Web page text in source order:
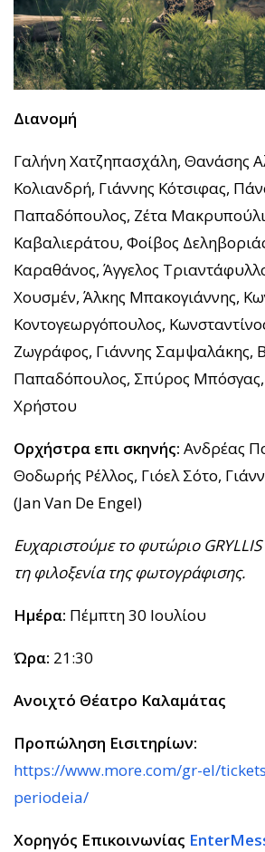
Διανομή
Γαλήνη Χατζηπασχάλη, Θανάσης
Κολιανδρή, Γιάννης Κότσιφας,
Παπαδόπουλος, Ζέτα
Καβαλιεράτου, Φοίβος
Καραθάνος, Άγγελος
Χουσμέν, Άλκης Μπακογιάννης,
Κοντογεωργόπουλος,
Ζωγράφος, Γιάννης Σαμψαλάκης,
Παπαδόπουλος, Σπύρος
Χρήστου
Ορχήστρα επι σκηνής: Ανδρέας
Θοδωρής Ρέλλος, Γιόελ Σότο,
(Jan Van De Engel)
Ευχαριστούμε το φυτώριοGRYLLIS
τη φιλοξενία της φωτογράφισης.
Ημέρα: Πέμπτη 30 Ιουλίου
Ώρα: 21:30
Ανοιχτό Θέατρο Καλαμάτας
Προπώληση Εισιτηρίων:
https://www.more.com/gr-el/
periodeia/
Χορηγός Επικοινωνίας